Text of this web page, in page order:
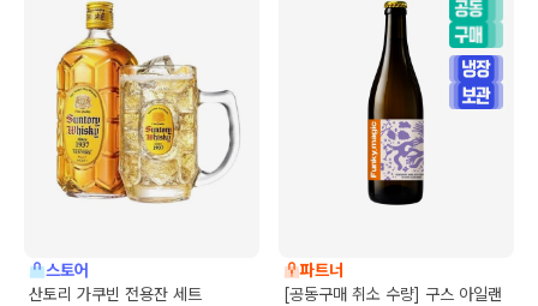
스토어
산토리 가쿠빈 전용잔 세트
파트너
[공동구매 취소 수량] 구스 아일랜